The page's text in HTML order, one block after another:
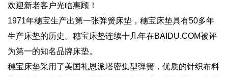
欢迎新老客户光临惠顾！
1971年穗宝生产出第一张弹簧床垫，穗宝床垫具有50多年
生产床垫的历史。穗宝床垫连续十几年在BAIDU.COM被评
为第一的知名品牌床垫。
穗宝床垫采用了美国礼恩派塔密集型弹簧，优质的针织布料